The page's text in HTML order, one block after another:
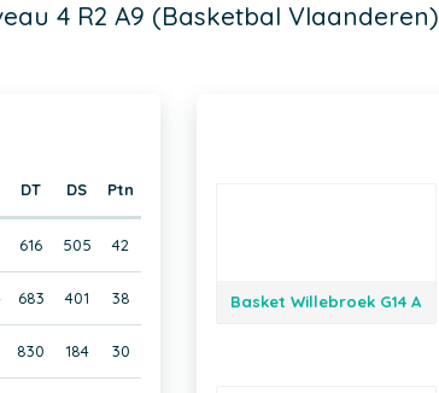
4 R2 A9 (Basketbal Vlaanderen)
DT DS Ptn
616 505 42
683 401 38
830 184 30
Basket Willebroek G14 A